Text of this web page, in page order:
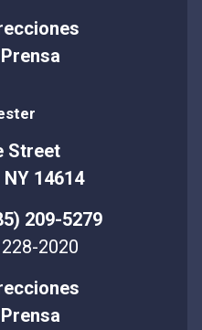
Street
14614
209-5279
2020